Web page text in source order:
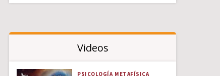
Videos
PSICOLOGÍA METAFÍSICA